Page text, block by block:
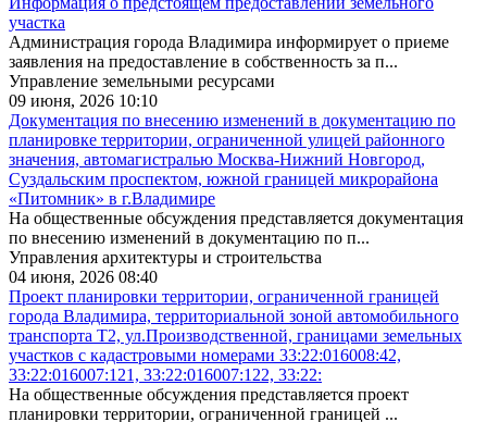
участка
Администрация города Владимира информирует о приеме
заявления на предоставление в собственность за п...
Управление земельными ресурсами
09 июня, 2026 10:10
Документация по внесению изменений в документацию по
планировке территории, ограниченной улицей районного
значения, автомагистралью Москва-Нижний Новгород,
Суздальским проспектом, южной границей микрорайона
«Питомник» в г.Владимире
На общественные обсуждения представляется документация
по внесению изменений в документацию по п...
Управления архитектуры и строительства
04 июня, 2026 08:40
Проект планировки территории, ограниченной границей
города Владимира, территориальной зоной автомобильного
транспорта Т2, ул.Производственной, границами земельных
участков с кадастровыми номерами 33:22:016008:42,
33:22:016007:121, 33:22:016007:122, 33:22:
На общественные обсуждения представляется проект
планировки территории, ограниченной границей ...